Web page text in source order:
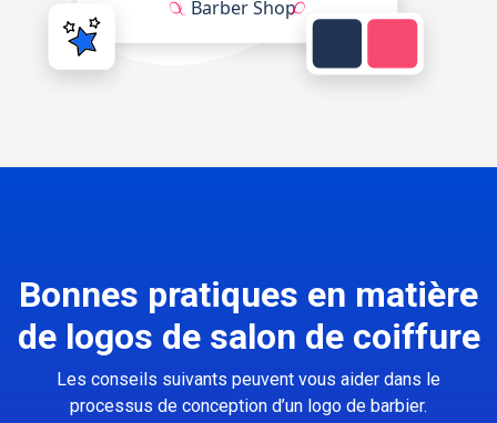
Bonnes pratiques en matière
de logos de salon de coiffure
Les conseils suivants peuvent vous aider dans le
processus de conception d’un logo de barbier.